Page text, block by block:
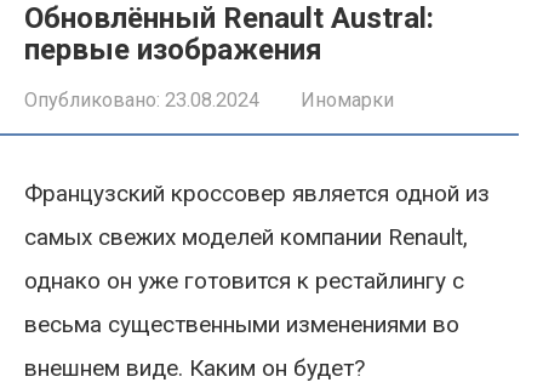
Обновлённый Renault Austral:
первые изображения
Опубликовано: 23.08.2024 Иномарки
Французский кроссовер является одной из
самых свежих моделей компании Renault,
однако он уже готовится к рестайлингу с
весьма существенными изменениями во
внешнем виде. Каким он будет?